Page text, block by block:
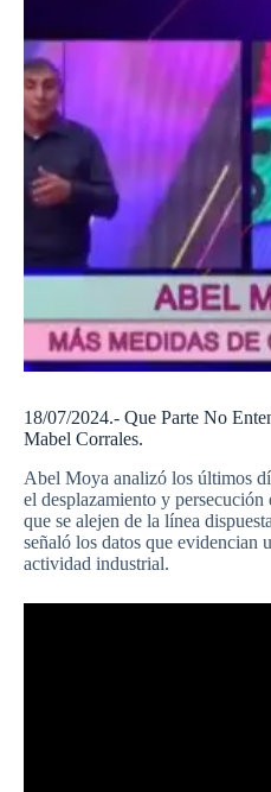
18/07/2024.- Que Parte No
Mabel Corrales.
Abel Moya analizó los últimos
el desplazamiento y
que se alejen de la línea
señaló los datos que evidencian
actividad industrial.